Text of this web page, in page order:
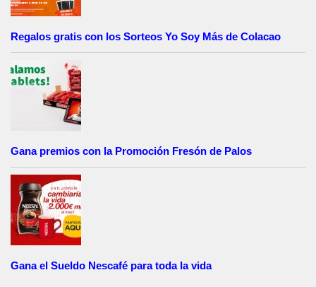
Regalos gratis con los Sorteos Yo Soy Más de Colacao
Gana premios con la Promoción Fresón de Palos
Gana el Sueldo Nescafé para toda la vida